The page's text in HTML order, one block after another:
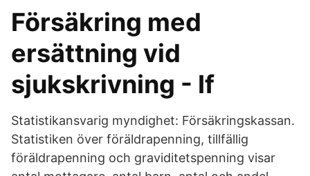
Försäkring med
ersättning vid
sjukskrivning - If
Statistikansvarig myndighet: Försäkringskassan.
Statistiken över föräldrapenning, tillfällig
föräldrapenning och graviditetspenning visar